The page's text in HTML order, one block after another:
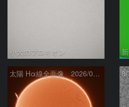
小犬のプロキオン
太陽 Hα線全面像 2026/08/07